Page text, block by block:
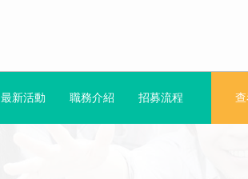
最新活動 職務介紹 招募流程